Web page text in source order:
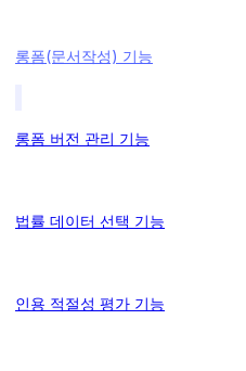
롱폼(문서작성) 기능
롱폼 버전 관리 기능
법률 데이터 선택 기능
인용 적절성 평가 기능